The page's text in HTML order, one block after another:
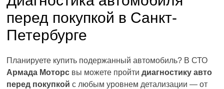
перед покупкой в Санкт-
Петербурге
Планируете купить подержанный автомобиль? В СТО
Армада Моторс вы можете пройтидиагностику авто
перед покупкой с любым уровнем детализации — от